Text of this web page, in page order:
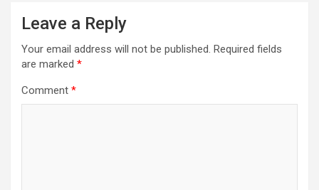
Leave a Reply
Your email address will not be published. Required fields
are marked *
Comment *